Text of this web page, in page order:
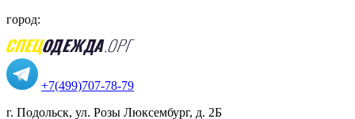
город:
+7(499)707-78-79
г. Подольск, ул. Розы Люксембург, д. 2Б